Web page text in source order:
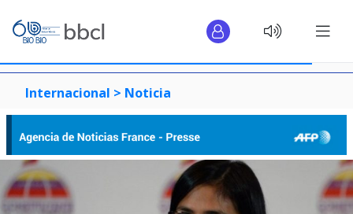
Internacional > Noticia